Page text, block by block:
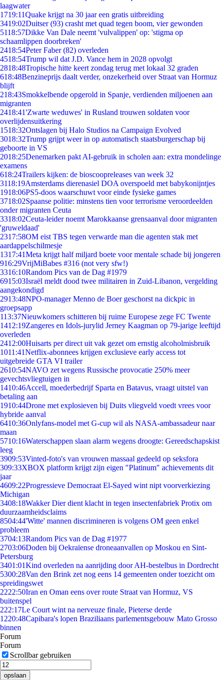
laagwater
1719:11Quake krijgt na 30 jaar een gratis uitbreiding
3419:02Duitser (93) crasht met quad tegen boom, vier gewonden
5118:57Dikke Van Dale neemt 'vulvalippen' op: 'stigma op
schaamlippen doorbreken'
2418:54Peter Faber (82) overleden
4518:54Trump wil dat J.D. Vance hem in 2028 opvolgt
2818:48Tropische hitte keert zondag terug met lokaal 32 graden
618:48Benzineprijs daalt verder, onzekerheid over Straat van Hormuz
blijft
218:43Smokkelbende opgerold in Spanje, verdienden miljoenen aan
migranten
2418:41'Zwarte weduwes' in Rusland trouwen soldaten voor
overlijdensuitkering
1518:32Ontslagen bij Halo Studios na Campaign Evolved
3018:32Trump grijpt weer in op automatisch staatsburgerschap bij
geboorte in VS
2018:25Denemarken pakt AI-gebruik in scholen aan: extra mondelinge
examens
618:24Trailers kijken: de bioscoopreleases van week 32
3118:19Amsterdams dierenasiel DOA overspoeld met babykonijntjes
1918:06PS5-doos waarschuwt voor einde fysieke games
3718:02Spaanse politie: minstens tien voor terrorisme veroordeelden
onder migranten Ceuta
3318:02Ceuta-leider noemt Marokkaanse grensaanval door migranten
'gruweldaad'
2317:58OM eist TBS tegen verwarde man die agenten stak met
aardappelschilmesje
1317:41Meta krijgt half miljard boete voor mentale schade bij jongeren
916:29VrijMiBabes #316 (not very sfw!)
3316:10Random Pics van de Dag #1979
6915:03Israël meldt dood twee militairen in Zuid-Libanon, vergelding
aangekondigd
2913:48NPO-manager Menno de Boer geschorst na dickpic in
groepsapp
113:37Nieuwkomers schitteren bij ruime Europese zege FC Twente
1412:19Zangeres en Idols-jurylid Jerney Kaagman op 79-jarige leeftijd
overleden
2412:00Huisarts per direct uit vak gezet om ernstig alcoholmisbruik
1011:41Netflix-abonnees krijgen exclusieve early access tot
uitgebreide GTA VI trailer
2610:54NAVO zet wegens Russische provocatie 250% meer
gevechtsvliegtuigen in
1410:46Accell, moederbedrijf Sparta en Batavus, vraagt uitstel van
betaling aan
1910:44Drone met explosieven bij Duits vliegveld voedt vrees voor
hybride aanval
6410:36Onlyfans-model met G-cup wil als NASA-ambassadeur naar
maan
5710:16Waterschappen slaan alarm wegens droogte: Gereedschapskist
leeg
3909:53Vinted-foto's van vrouwen massaal gedeeld op seksfora
309:33XBOX platform krijgt zijn eigen "Platinum" achievements dit
jaar
4609:22Progressieve Democraat El-Sayed wint nipt voorverkiezing
Michigan
3408:18Wakker Dier dient klacht in tegen insectenfabriek Protix om
duurzaamheidsclaims
8504:44'Witte' mannen discrimineren is volgens OM geen enkel
probleem
3704:13Random Pics van de Dag #1977
2703:06Doden bij Oekraïense droneaanvallen op Moskou en Sint-
Petersburg
3401:01Kind overleden na aanrijding door AH-bestelbus in Dordrecht
5300:28Van den Brink zet nog eens 14 gemeenten onder toezicht om
spreidingswet
2222:50Iran en Oman eens over route Straat van Hormuz, VS
buitenspel
222:17Le Court wint na nerveuze finale, Pieterse derde
1220:48Capibara's lopen Braziliaans parlementsgebouw Mato Grosso
binnen
Forum
Forum
Scrollbar gebruiken
opslaan